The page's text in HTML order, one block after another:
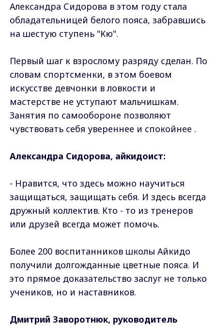
Александра Сидорова в этом году стала
обладательницей белого пояса, забравшись
на шестую ступень "Кю".
Первый шаг к взрослому разряду сделан. По
словам спортсменки, в этом боевом
искусстве девчонки в ловкости и
мастерстве не уступают мальчишкам.
Занятия по самообороне позволяют
чувствовать себя увереннее и спокойнее .
Александра Сидорова, айкидоист:
- Нравится, что здесь можно научиться
защищаться, защищать себя. И здесь всегда
дружный коллектив. Кто - то из тренеров
или друзей всегда может помочь.
Более 200 воспитанников школы Айкидо
получили долгожданные цветные пояса. И
это прямое доказательство заслуг не только
учеников, но и наставников.
Дмитрий Заворотнюк, руководитель